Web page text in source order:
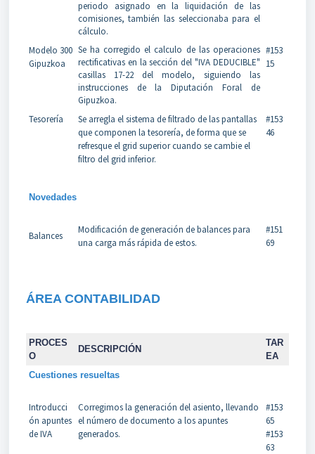
periodo asignado en la liquidación de las
comisiones, también las seleccionaba para el
cálculo.
Modelo 300
Gipuzkoa
Se ha corregido el calculo de las operaciones
rectificativas en la sección del "IVA DEDUCIBLE"
casillas 17-22 del modelo, siguiendo las
instrucciones de la Diputación Foral de
Gipuzkoa.
#153
15
Tesorería
Se arregla el sistema de filtrado de las pantallas
que componen la tesorería, de forma que se
refresque el grid superior cuando se cambie el
filtro del grid inferior.
#153
46
Novedades
Balances
Modificación de generación de balances para
una carga más rápida de estos.
#151
69
ÁREA CONTABILIDAD
PROCES
O
DESCRIPCIÓN
TAR
EA
Cuestiones resueltas
Introducci
ón apuntes
de IVA
Corregimos la generación del asiento, llevando
el número de documento a los apuntes
generados.
#153
65
#153
63